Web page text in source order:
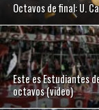
Octavos de final: U.
Este es Estudiantes
octavos (video)